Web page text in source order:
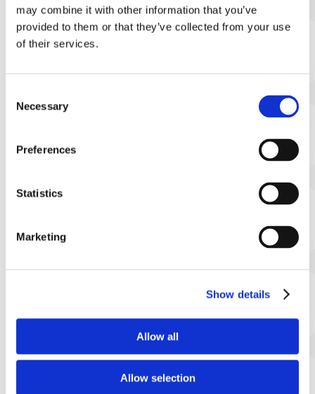
may combine it with other information that you’ve
provided to them or that they’ve collected from your use
of their services.
Selection
Necessary
Preferences
Statistics
Marketing
Show details
Allow all
Allow selection
DIGIMON BEATBREAKの商品も一部お取り扱いがご
ざいます！
皆さまのご来場を心よりお待ちしております！
開催情報
開催期間
京都府京都市下京区新町通七条下る東塩小路町590-2